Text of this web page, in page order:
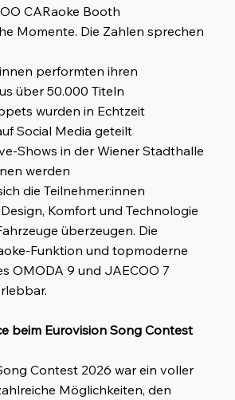
CARaoke Booth
Momente. Die Zahlen sprechen
performten ihren
über 50.000 Titeln
wurden in Echtzeit
Social Media geteilt
Shows in der Wiener Stadthalle
werden
die Teilnehmer:innen
Komfort und Technologie
überzeugen. Die
Funktion und topmoderne
OMODA 9 und JAECOO 7
beim Eurovision Song Contest
Contest 2026 war ein voller
Möglichkeiten, den